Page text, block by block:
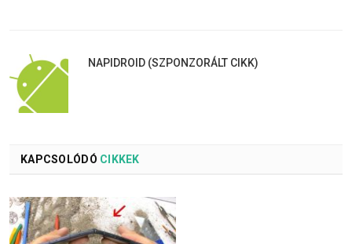
NAPIDROID (SZPONZORÁLT CIKK)
KAPCSOLÓDÓ CIKKEK